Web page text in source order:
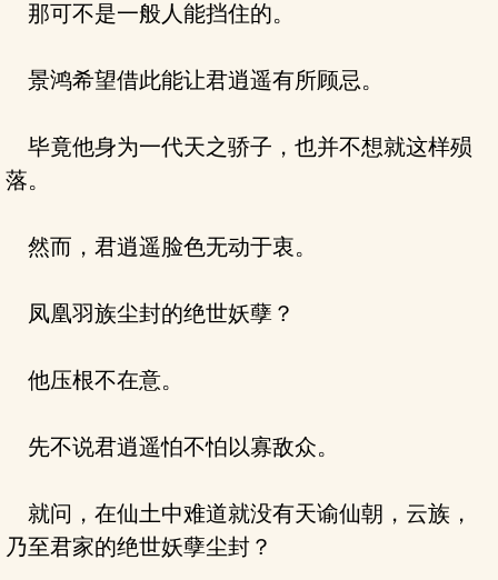
那可不是一般人能挡住的。
景鸿希望借此能让君逍遥有所顾忌。
毕竟他身为一代天之骄子，也并不想就这样殒
落。
然而，君逍遥脸色无动于衷。
凤凰羽族尘封的绝世妖孽？
他压根不在意。
先不说君逍遥怕不怕以寡敌众。
就问，在仙土中难道就没有天谕仙朝，云族，
乃至君家的绝世妖孽尘封？